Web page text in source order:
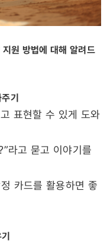
원 방법에 대해 알려드
기
표현할 수 있게 도와
라고 묻고 이야기를
를 활용하면 좋